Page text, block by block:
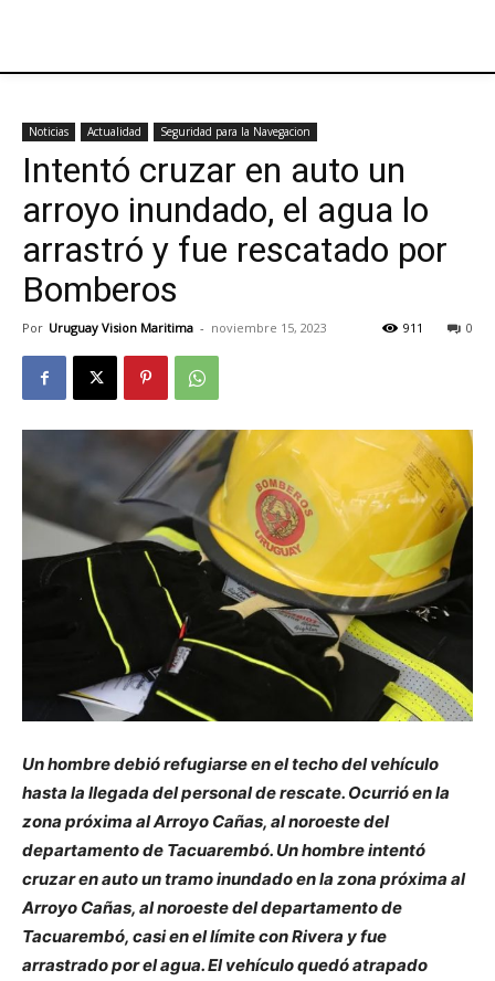
Noticias Actualidad Seguridad para la Navegacion
Intentó cruzar en auto un
arroyo inundado, el agua lo
arrastró y fue rescatado por
Bomberos
Por Uruguay Vision Maritima - noviembre 15, 2023 0
911
Un hombre debió refugiarse en el techo del vehículo
hasta la llegada del personal de rescate. Ocurrió en la
zona próxima al Arroyo Cañas, al noroeste del
departamento de Tacuarembó. Un hombre intentó
cruzar en auto un tramo inundado en la zona próxima al
Arroyo Cañas, al noroeste del departamento de
Tacuarembó, casi en el límite con Rivera y fue
arrastrado por el agua. El vehículo quedó atrapado